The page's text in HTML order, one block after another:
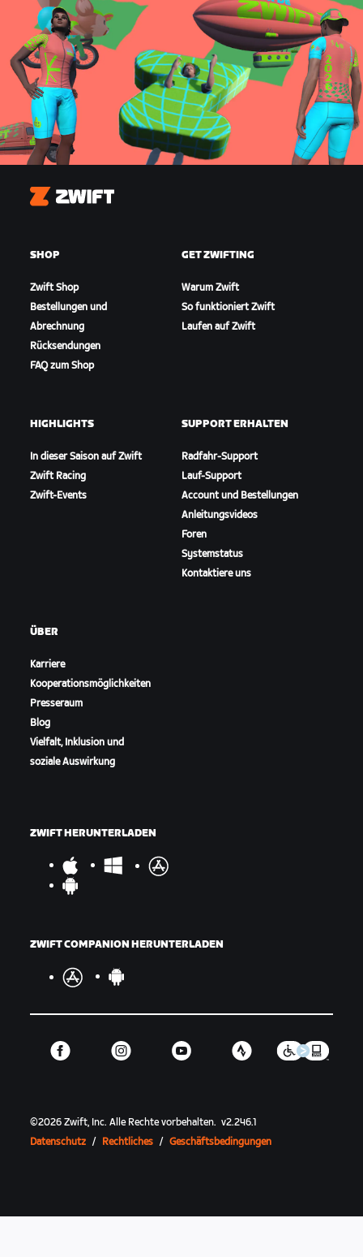
Zwift
SHOP
Zwift Shop
Bestellungen und
Abrechnung
Rücksendungen
FAQ zum Shop
GET ZWIFTING
Warum Zwift
So funktioniert Zwift
Laufen auf Zwift
HIGHLIGHTS
In dieser Saison auf Zwift
Zwift Racing
Zwift-Events
SUPPORT ERHALTEN
Radfahr-Support
Lauf-Support
Account und Bestellungen
Anleitungsvideos
Foren
Systemstatus
Kontaktiere uns
ÜBER
Karriere
Kooperationsmöglichkeiten
Presseraum
Blog
Vielfalt, Inklusion und
soziale Auswirkung
ZWIFT HERUNTERLADEN
ZWIFT COMPANION HERUNTERLADEN
©2026 Zwift, Inc.Alle Rechte vorbehalten. v2.246.1
Datenschutz / Rechtliches / Geschäftsbedingungen